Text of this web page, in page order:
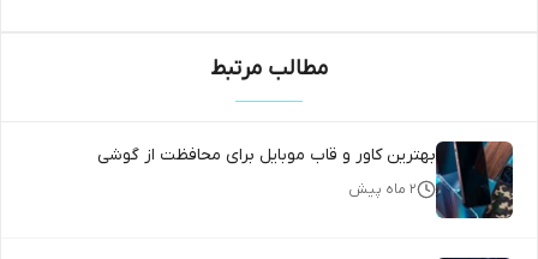
مطالب مرتبط
بهترین کاور و قاب موبایل برای محافظت از گوشی
۲ ماه پیش